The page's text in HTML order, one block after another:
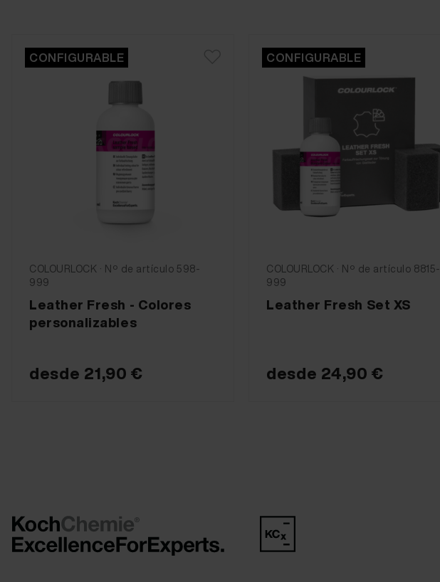
CONFIGURABLE
COLOURLOCK · Nº de artículo 598-
999
Leather Fresh - Colores
personalizables
desde 21,90 €
CONFIGURABLE
COLOURLOCK · Nº de artículo 8815-
999
Leather Fresh Set XS
desde 24,90 €